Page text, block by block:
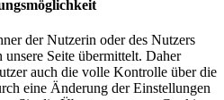
der Nutzerin oder des Nutzers
unsere Seite übermittelt. Daher
auch die volle Kontrolle über die
eine Änderung der Einstellungen